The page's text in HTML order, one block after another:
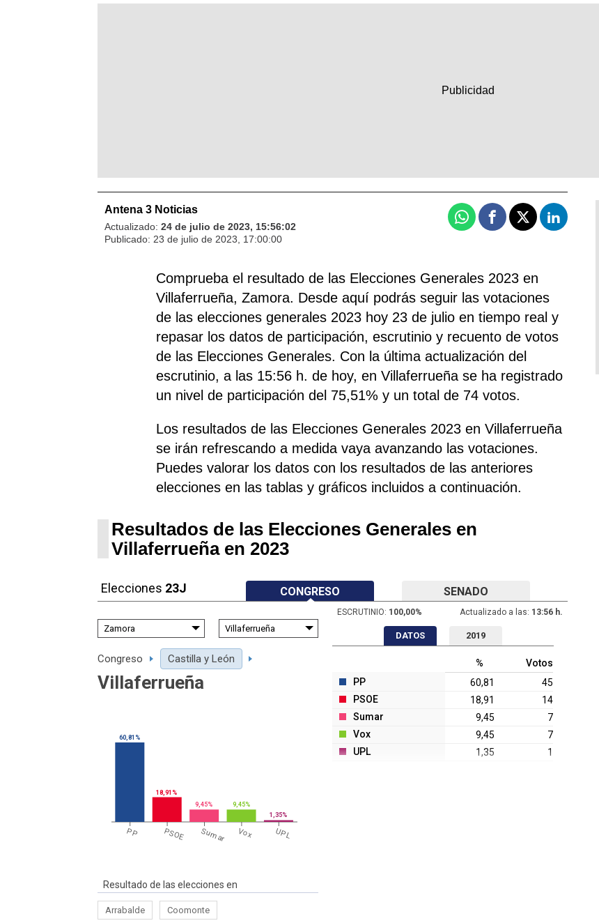
Antena 3 Noticias
Actualizado: 24 de julio de 2023, 15:56:02
Publicado: 23 de julio de 2023, 17:00:00
WhatsappFacebook
X Linkedin
Comprueba el resultado de las Elecciones Generales 2023 en
Villaferrueña, Zamora. Desde aquí podrás seguir las votaciones
de las elecciones generales 2023 hoy 23 de julio en tiempo real y
repasar los datos de participación, escrutinio y recuento de votos
de las Elecciones Generales. Con la última actualización del
escrutinio, a las 15:56 h. de hoy, en Villaferrueña se ha registrado
un nivel de participación del 75,51% y un total de 74 votos.
Los resultados de las Elecciones Generales 2023 en Villaferrueña
se irán refrescando a medida vaya avanzando las votaciones.
Puedes valorar los datos con los resultados de las anteriores
elecciones en las tablas y gráficos incluidos a continuación.
Resultados de las Elecciones Generales en
Villaferrueña en 2023
Elecciones 23J CONGRESO SENADO
ESCRUTINIO: 100,00% Actualizado a las: 13:56 h.
Congreso Castilla y León
Villaferrueña
PP PSOE Sumar Vox UPL
60,81%
18,91%
9,45%
9,45%
1,35%
Resultado de las elecciones en
Arrabalde Coomonte
DATOS 2019
%
Votos
PP
60,81
45
PSOE
18,91
14
Sumar
9,45
7
Vox
9,45
7
UPL
1,35 1